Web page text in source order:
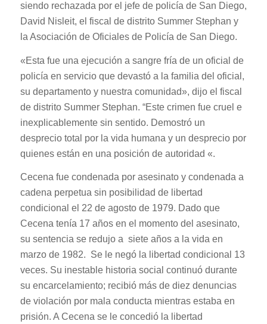
siendo rechazada por el jefe de policía de San Diego,
David Nisleit, el fiscal de distrito Summer Stephan y
la Asociación de Oficiales de Policía de San Diego.
«Esta fue una ejecución a sangre fría de un oficial de
policía en servicio que devastó a la familia del oficial,
su departamento y nuestra comunidad», dijo el fiscal
de distrito Summer Stephan. “Este crimen fue cruel e
inexplicablemente sin sentido. Demostró un
desprecio total por la vida humana y un desprecio por
quienes están en una posición de autoridad «.
Cecena fue condenada por asesinato y condenada a
cadena perpetua sin posibilidad de libertad
condicional el 22 de agosto de 1979. Dado que
Cecena tenía 17 años en el momento del asesinato,
su sentencia se redujo a siete años a la vida en
marzo de 1982. Se le negó la libertad condicional 13
veces. Su inestable historia social continuó durante
su encarcelamiento; recibió más de diez denuncias
de violación por mala conducta mientras estaba en
prisión. A Cecena se le concedió la libertad